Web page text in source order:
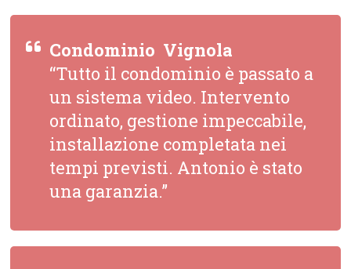
Condominio  Vignola
“Tutto il condominio è passato a
un sistema video. Intervento
ordinato, gestione impeccabile,
installazione completata nei
tempi previsti. Antonio è stato
una garanzia.”